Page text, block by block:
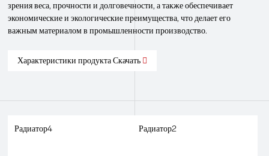
зрения веса, прочности и долговечности, а также обеспечивает
экономические и экологические преимущества, что делает его
важным материалом в промышленности производство.
Характеристики продукта Скачать 
Радиатор4 Радиатор2